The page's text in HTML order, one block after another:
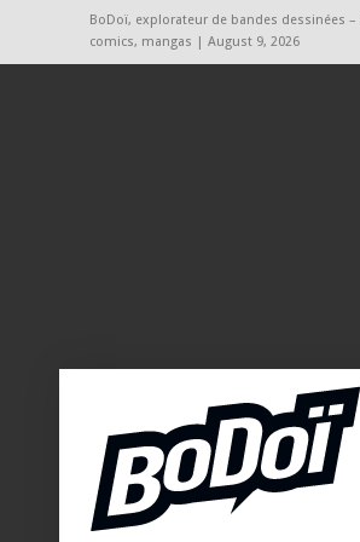
BoDoï, explorateur de bandes dessinées –
comics, mangas | August 9, 2026